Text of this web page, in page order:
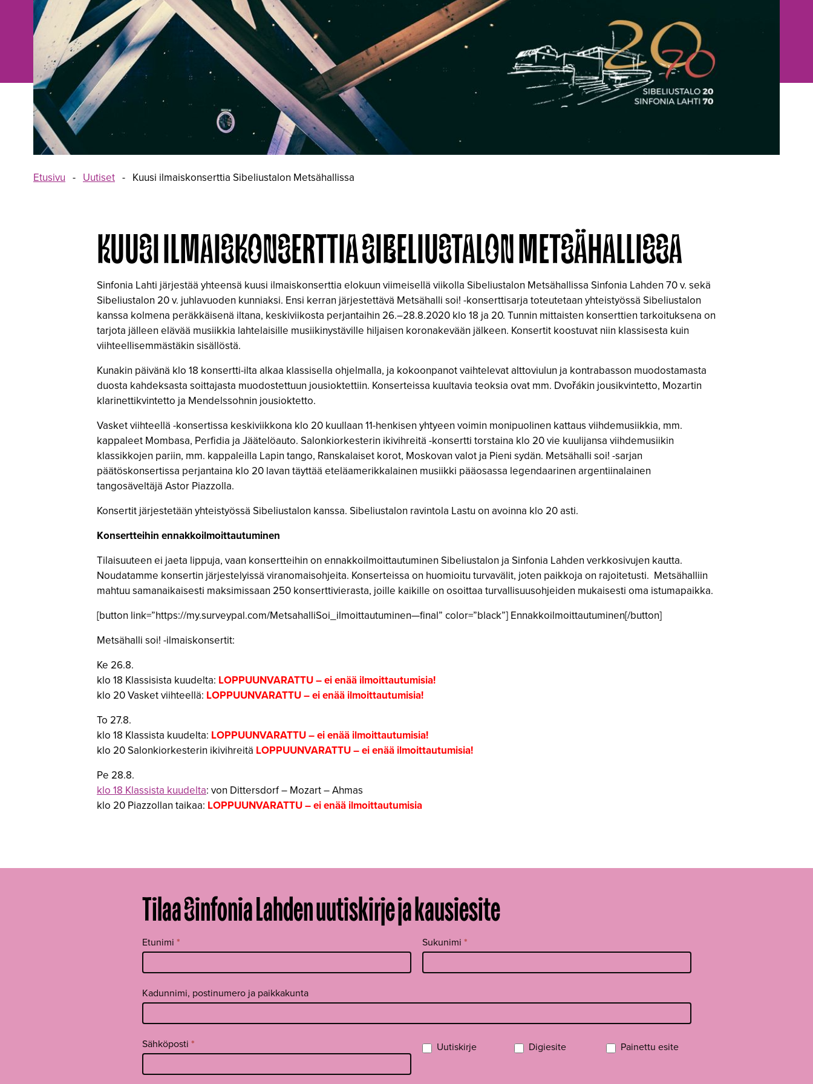
Etusivu - Uutiset - Kuusi ilmaiskonserttia Sibeliustalon Metsähallissa
KUUSI ILMAISKONSERTTIA SIBELIUSTALON METSÄHALLISSA
Sinfonia Lahti järjestää yhteensä kuusi ilmaiskonserttia elokuun viimeisellä viikolla Sibeliustalon Metsähallissa Sinfonia Lahden 70 v. sekä
Sibeliustalon 20 v. juhlavuoden kunniaksi. Ensi kerran järjestettävä Metsähalli soi! -konserttisarja toteutetaan yhteistyössä Sibeliustalon
kanssa kolmena peräkkäisenä iltana, keskiviikosta perjantaihin 26.–28.8.2020 klo 18 ja 20. Tunnin mittaisten konserttien tarkoituksena on
tarjota jälleen elävää musiikkia lahtelaisille musiikinystäville hiljaisen koronakevään jälkeen. Konsertit koostuvat niin klassisesta kuin
viihteellisemmästäkin sisällöstä.
Kunakin päivänä klo 18 konsertti-ilta alkaa klassisella ohjelmalla, ja kokoonpanot vaihtelevat alttoviulun ja kontrabasson muodostamasta
duosta kahdeksasta soittajasta muodostettuun jousioktettiin. Konserteissa kuultavia teoksia ovat mm. Dvořákin jousikvintetto, Mozartin
klarinettikvintetto ja Mendelssohnin jousioktetto.
Vasket viihteellä -konsertissa keskiviikkona klo 20 kuullaan 11-henkisen yhtyeen voimin monipuolinen kattaus viihdemusiikkia, mm.
kappaleet Mombasa, Perfidia ja Jäätelöauto. Salonkiorkesterin ikivihreitä -konsertti torstaina klo 20 vie kuulijansa viihdemusiikin
klassikkojen pariin, mm. kappaleilla Lapin tango, Ranskalaiset korot, Moskovan valot ja Pieni sydän. Metsähalli soi! -sarjan
päätöskonsertissa perjantaina klo 20 lavan täyttää eteläamerikkalainen musiikki pääosassa legendaarinen argentiinalainen
tangosäveltäjä Astor Piazzolla.
Konsertit järjestetään yhteistyössä Sibeliustalon kanssa. Sibeliustalon ravintola Lastu on avoinna klo 20 asti.
Konsertteihin ennakkoilmoittautuminen
Tilaisuuteen ei jaeta lippuja, vaan konsertteihin on ennakkoilmoittautuminen Sibeliustalon ja Sinfonia Lahden verkkosivujen kautta.
Noudatamme konsertin järjestelyissä viranomaisohjeita. Konserteissa on huomioitu turvavälit, joten paikkoja on rajoitetusti. Metsähalliin
mahtuu samanaikaisesti maksimissaan 250 konserttivierasta, joille kaikille on osoittaa turvallisuusohjeiden mukaisesti oma istumapaikka.
[button link=”https://my.surveypal.com/MetsahalliSoi_ilmoittautuminen—final” color=”black”] Ennakkoilmoittautuminen[/button]
Metsähalli soi! -ilmaiskonsertit:
Ke 26.8.
klo 18 Klassisista kuudelta: LOPPUUNVARATTU – ei enää ilmoittautumisia!
klo 20 Vasket viihteellä: LOPPUUNVARATTU – ei enää ilmoittautumisia!
To 27.8.
klo 18 Klassista kuudelta: LOPPUUNVARATTU – ei enää ilmoittautumisia!
klo 20 Salonkiorkesterin ikivihreitä LOPPUUNVARATTU – ei enää ilmoittautumisia!
Pe 28.8.
klo 18 Klassista kuudelta: von Dittersdorf – Mozart – Ahmas
klo 20 Piazzollan taikaa: LOPPUUNVARATTU – ei enää ilmoittautumisia
Tilaa Sinfonia Lahden uutiskirje ja kausiesite
Tilaa
uutiskirje
footer FI
Etunimi * Sukunimi*
Kadunnimi, postinumero ja paikkakunta
Sähköposti * Uutiskirje Digiesite Painettu esite